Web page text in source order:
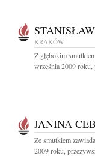
KRAKÓW
Z głębokim
września 2009 roku,
JANINA
Ze smutkiem
2009 roku,